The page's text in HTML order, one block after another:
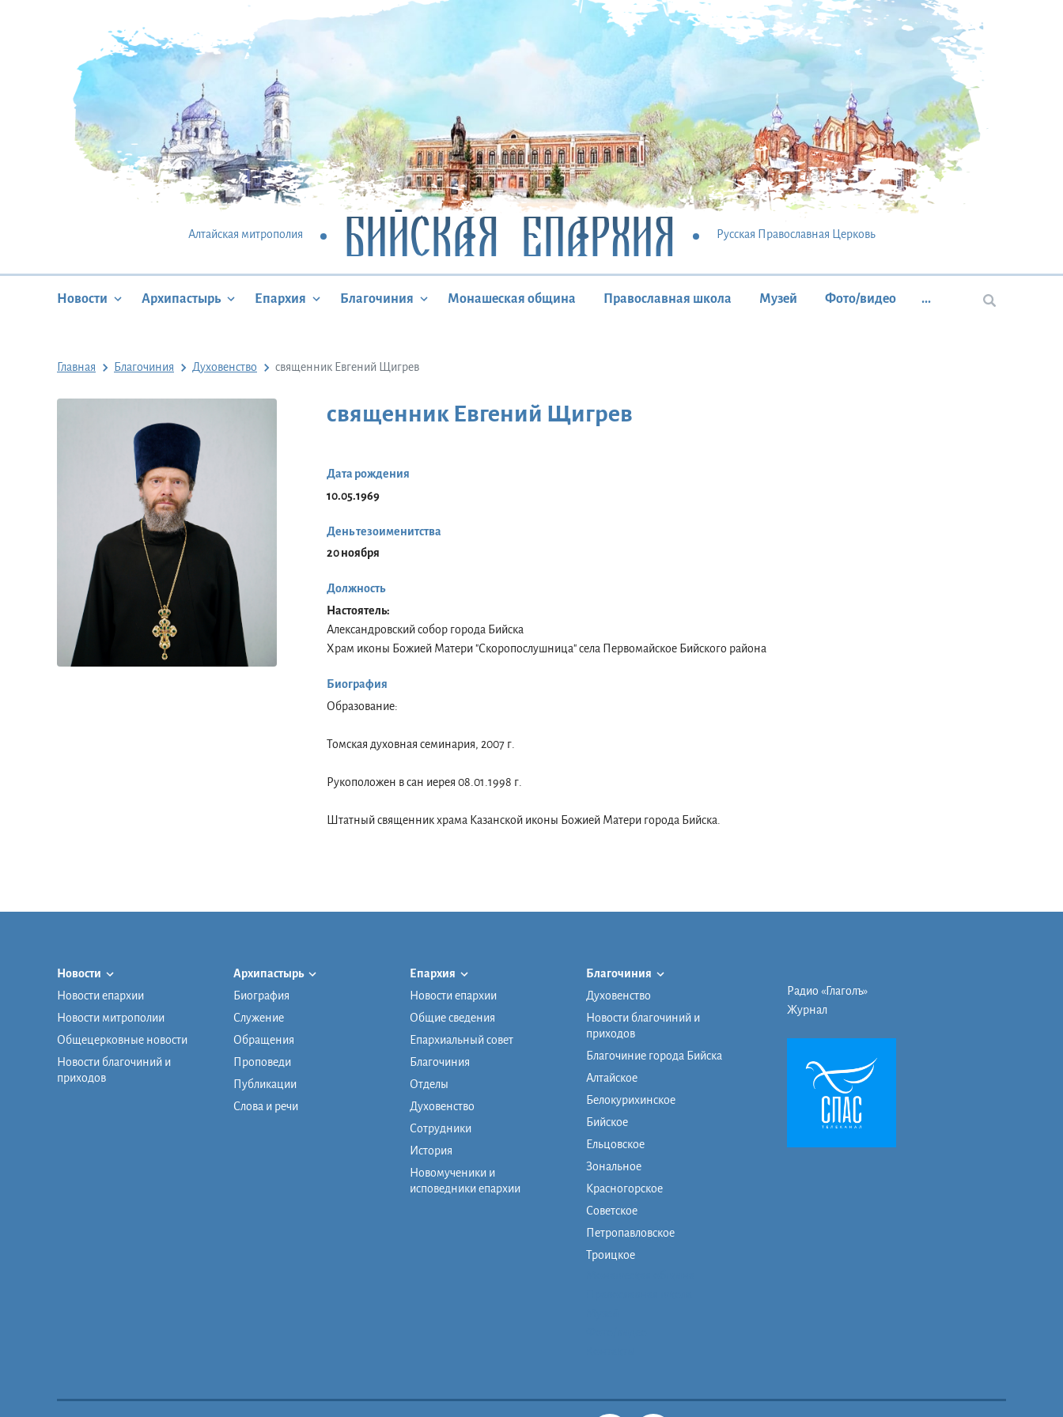
Алтайская митрополия БИЙСКАЯ ЕПАРХИЯ Русская Православная Церковь
Новости Архипастырь Епархия Благочиния Монашеская община Православная школа Музей Фото/видео ...
Главная Благочиния Духовенство священник Евгений Щигрев
священник Евгений Щигрев
Дата рождения
10.05.1969
День тезоименитства
20 ноября
Должность
Настоятель:
Александровский собор города Бийска
Храм иконы Божией Матери "Скоропослушница" села Первомайское Бийского района
Биография
Образование:
Томская духовная семинария, 2007 г.
Рукоположен в сан иерея 08.01.1998 г.
Штатный священник храма Казанской иконы Божией Матери города Бийска.
Новости
Новости епархии
Новости митрополии
Общецерковные новости
Новости благочиний и
приходов
Архипастырь
Биография
Служение
Обращения
Проповеди
Публикации
Слова и речи
Епархия
Новости епархии
Общие сведения
Епархиальный совет
Благочиния
Отделы
Духовенство
Сотрудники
История
Новомученики и
исповедники епархии
Благочиния
Духовенство
Новости благочиний и
приходов
Благочиние города Бийска
Алтайское
Белокурихинское
Бийское
Ельцовское
Зональное
Красногорское
Советское
Петропавловское
Троицкое
Радио «Глаголъ»
Журнал